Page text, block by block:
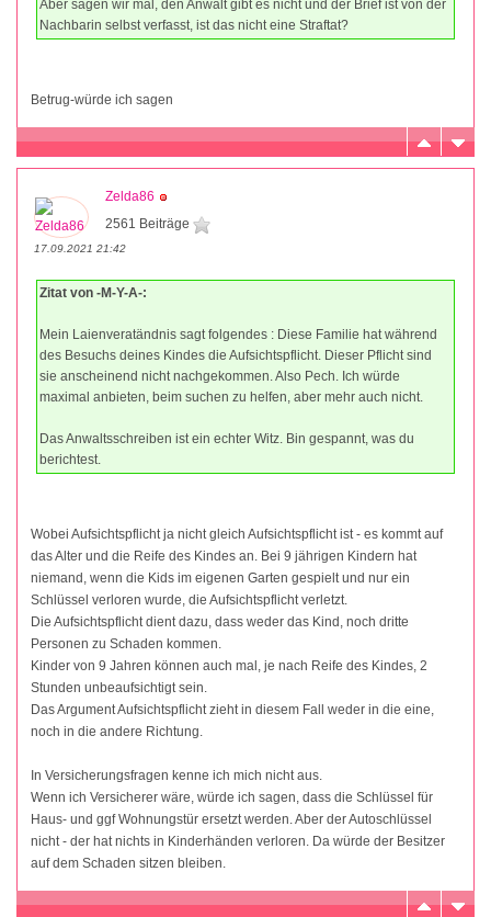
Aber sagen wir mal, den Anwalt gibt es nicht und der Brief ist von der
Nachbarin selbst verfasst, ist das nicht eine Straftat?
Betrug-würde ich sagen
Zelda86
2561 Beiträge
17.09.2021 21:42
Zitat von -M-Y-A-:
Mein Laienveratändnis sagt folgendes : Diese Familie hat während
des Besuchs deines Kindes die Aufsichtspflicht. Dieser Pflicht sind
sie anscheinend nicht nachgekommen. Also Pech. Ich würde
maximal anbieten, beim suchen zu helfen, aber mehr auch nicht.
Das Anwaltsschreiben ist ein echter Witz. Bin gespannt, was du
berichtest.
Wobei Aufsichtspflicht ja nicht gleich Aufsichtspflicht ist - es kommt auf
das Alter und die Reife des Kindes an. Bei 9 jährigen Kindern hat
niemand, wenn die Kids im eigenen Garten gespielt und nur ein
Schlüssel verloren wurde, die Aufsichtspflicht verletzt.
Die Aufsichtspflicht dient dazu, dass weder das Kind, noch dritte
Personen zu Schaden kommen.
Kinder von 9 Jahren können auch mal, je nach Reife des Kindes, 2
Stunden unbeaufsichtigt sein.
Das Argument Aufsichtspflicht zieht in diesem Fall weder in die eine,
noch in die andere Richtung.
In Versicherungsfragen kenne ich mich nicht aus.
Wenn ich Versicherer wäre, würde ich sagen, dass die Schlüssel für
Haus- und ggf Wohnungstür ersetzt werden. Aber der Autoschlüssel
nicht - der hat nichts in Kinderhänden verloren. Da würde der Besitzer
auf dem Schaden sitzen bleiben.